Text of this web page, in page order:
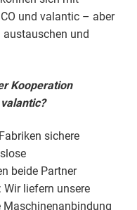
und valantic – aber
und
Kooperation
sichere
beide Partner
liefern unsere